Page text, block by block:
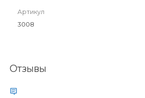
Артикул
3008
Отзывы